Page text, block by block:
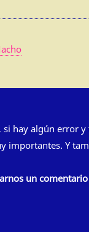
hay algún error
importantes. Y
un comentario